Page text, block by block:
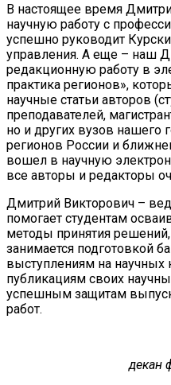
В настоящее время
научную работу с
успешно руководит
управления. А еще – наш
редакционную работу в
практика регионов»,
научные статьи авторов
преподавателей,
но и других вузов нашего
регионов России и
вошел в научную
все авторы и редакторы
Дмитрий Викторович –
помогает студентам
методы принятия
занимается подготовкой
выступлениям на научных
публикациям своих
успешным защитам
работ.
декан